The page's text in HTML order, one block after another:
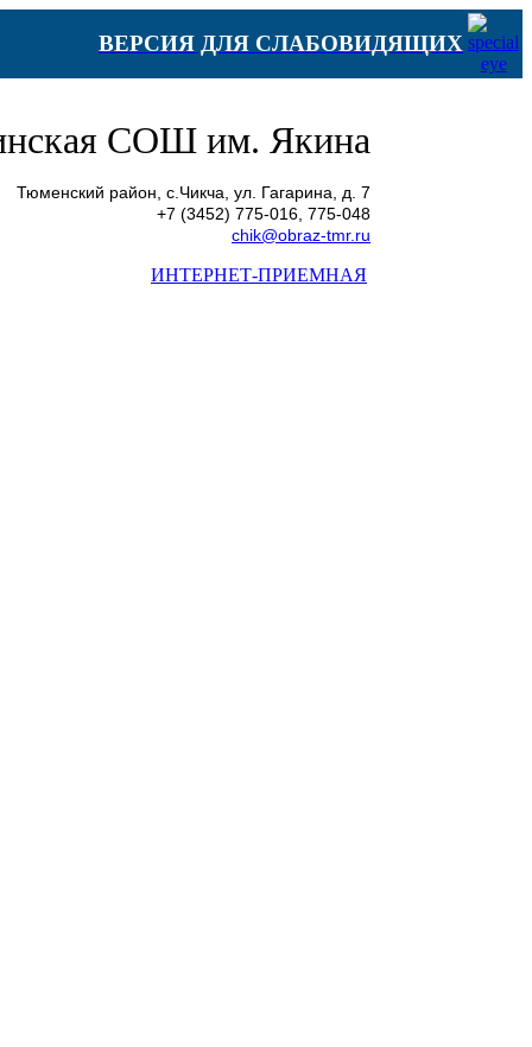
ВЕРСИЯ ДЛЯ СЛАБОВИДЯЩИХ
СОШ им. Якина
Тюменский район, с.Чикча, ул. Гагарина, д. 7
+7 (3452) 775-016, 775-048
chik@obraz-tmr.ru
ИНТЕРНЕТ-ПРИЕМНАЯ